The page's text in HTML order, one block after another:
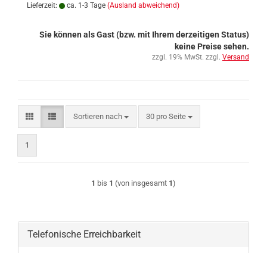
Lieferzeit:
ca. 1-3 Tage (Ausland abweichend)
Sie können als Gast (bzw. mit Ihrem derzeitigen Status)
keine Preise sehen.
zzgl. 19% MwSt. zzgl. Versand
Sortieren nach
Sortieren nach 30 pro Seite
pro Seite
1
1 bis 1 (von insgesamt 1)
Telefonische Erreichbarkeit